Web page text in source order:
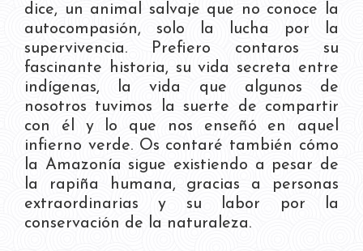
dice, un animal salvaje que no conoce la
autocompasión, solo la lucha por la
supervivencia. Prefiero contaros su
fascinante historia, su vida secreta entre
indígenas, la vida que algunos de
nosotros tuvimos la suerte de compartir
con él y lo que nos enseñó en aquel
infierno verde. Os contaré también cómo
la Amazonía sigue existiendo a pesar de
la rapiña humana, gracias a personas
extraordinarias y su labor por la
conservación de la naturaleza.